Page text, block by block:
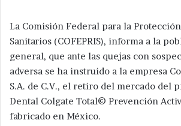
La Comisión Federal para la
Sanitarios (COFEPRIS), informa a la
general, que ante las quejas con
adversa se ha instruido a la empresa
S.A. de C.V., el retiro del mercado del
Dental Colgate Total© Prevención
fabricado en México.